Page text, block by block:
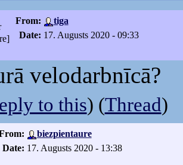
From:
tiga
Date: 17. Augusts 2020 - 09:33
velodarbnīcā?
to this) (Thread)
biezpientaure
Date: 17. Augusts 2020 - 13:38